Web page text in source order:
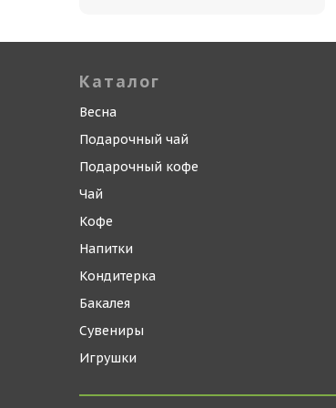
Каталог
Весна
Подарочный чай
Подарочный кофе
Чай
Кофе
Напитки
Кондитерка
Бакалея
Сувениры
Игрушки